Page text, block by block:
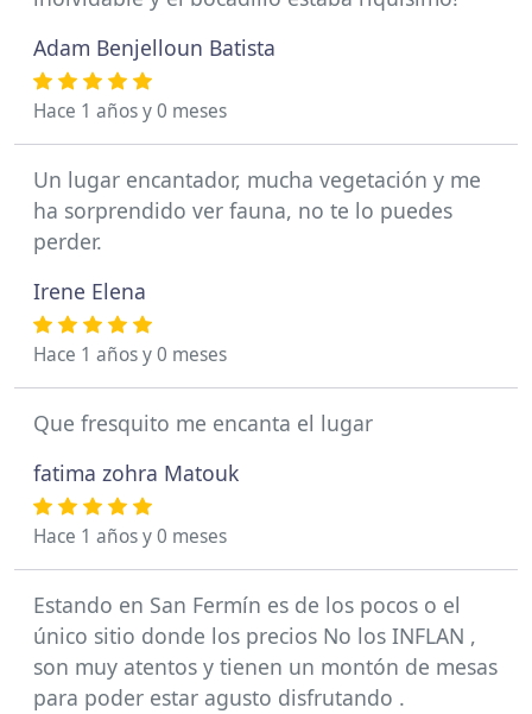
Adam Benjelloun Batista
Hace 1 años y 0 meses
Un lugar encantador, mucha vegetación y me
ha sorprendido ver fauna, no te lo puedes
perder.
Irene Elena
Hace 1 años y 0 meses
Que fresquito me encanta el lugar
fatima zohra Matouk
Hace 1 años y 0 meses
Estando en San Fermín es de los pocos o el
único sitio donde los precios No los INFLAN ,
son muy atentos y tienen un montón de mesas
para poder estar agusto disfrutando .